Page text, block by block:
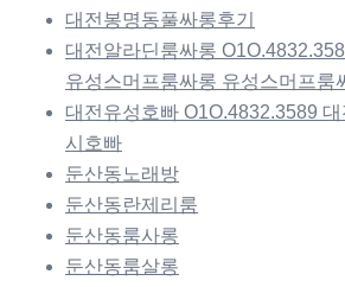
대전봉명동풀싸롱후기
대전알라딘룸싸롱
유성스머프룸싸롱 유성스머프룸
대전유성호빠 O1O.4832.3589
시호빠
둔산동노래방
둔산동란제리룸
둔산동룸사롱
둔산동룸살롱